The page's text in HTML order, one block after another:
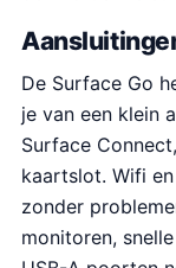
De Surface Go
je van een klein
Surface
kaartslot. Wifi
zonder
monitoren,